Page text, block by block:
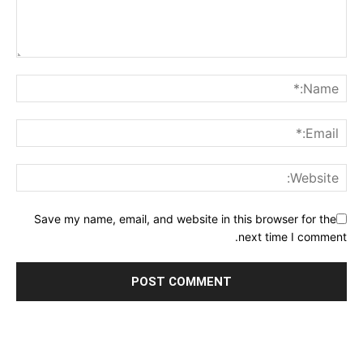
Save my name, email, and website in this browser for the
next time I comment.